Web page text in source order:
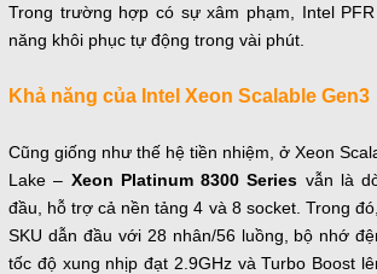
Trong trường hợp có sự xâm phạm, Intel
năng khôi phục tự động trong vài phút.
Khả năng của Intel Xeon Scalable Gen3
Cũng giống như thế hệ tiền nhiệm, ở Xeon
Lake – Xeon Platinum 8300 Series vẫn là
đầu, hỗ trợ cả nền tảng 4 và 8 socket. Trong
SKU dẫn đầu với 28 nhân/56 luồng, bộ nhớ
tốc độ xung nhịp đạt 2.9GHz và Turbo Boost